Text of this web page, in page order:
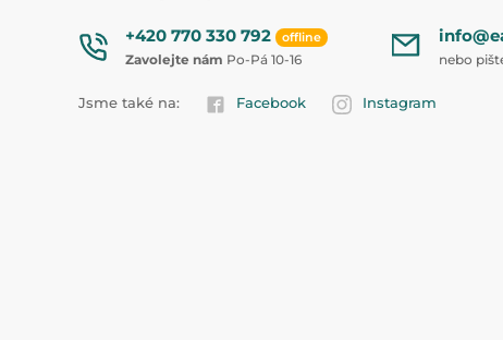
+420 770 330 792 offline
Zavolejte nám Po-Pá 10-16 nebo
Jsme také na: Facebook Instagram